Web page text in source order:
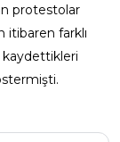
protestolar
itibaren farklı
kaydettikleri